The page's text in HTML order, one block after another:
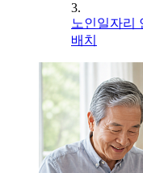
3.
노인일자리
배치